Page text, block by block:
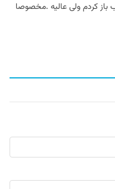
کردم ولی عالیه .مخصوصا